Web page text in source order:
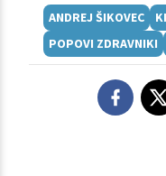
ANDREJ ŠIKOVEC
POPOVI ZDRAVNIKI